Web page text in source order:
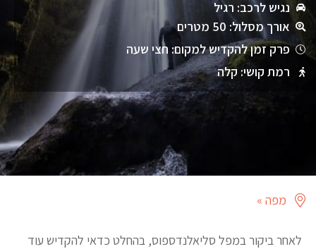
נגיש לרכב: רגיל
אורך מסלול: 50 מטרים
פרק זמן להקדיש למקום: חצי שעה
רמת קושי: קלה
מפה »
לאחר ביקור במפל סליאלנדספוס, בהחלט כדאי להקדיש עוד